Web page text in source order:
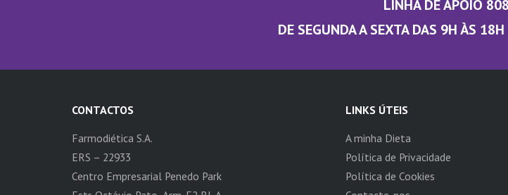
LINHA DE APOIO
DE SEGUNDA A SEXTA DAS 9H ÀS
CONTACTOS
Farmodiética S.A.
ERS – 22933
Centro Empresarial Penedo Park
LINKS ÚTEIS
A minha Dieta
Política de Privacidade
Política de Cookies